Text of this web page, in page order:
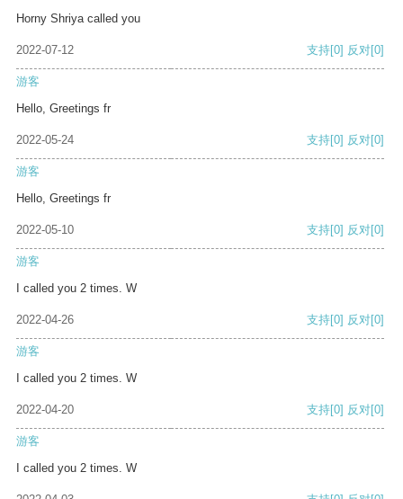
Horny Shriya called you
2022-07-12 支持[0] 反对[0]
游客
Hello, Greetings fr
2022-05-24 支持[0] 反对[0]
游客
Hello, Greetings fr
2022-05-10 支持[0] 反对[0]
游客
I called you 2 times. W
2022-04-26 支持[0] 反对[0]
游客
I called you 2 times. W
2022-04-20 支持[0] 反对[0]
游客
I called you 2 times. W